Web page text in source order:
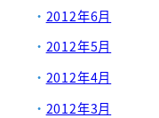
2012年6月
2012年5月
2012年4月
2012年3月